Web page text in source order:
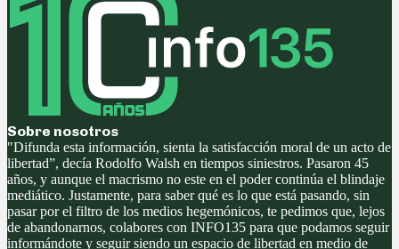
Sobre nosotros
"Difunda esta información, sienta la satisfacción moral de un acto de
libertad”, decía Rodolfo Walsh en tiempos siniestros. Pasaron 45
años, y aunque el macrismo no este en el poder continúa el blindaje
mediático. Justamente, para saber qué es lo que está pasando, sin
pasar por el filtro de los medios hegemónicos, te pedimos que, lejos
de abandonarnos, colabores con INFO135 para que podamos seguir
informándote y seguir siendo un espacio de libertad en medio de